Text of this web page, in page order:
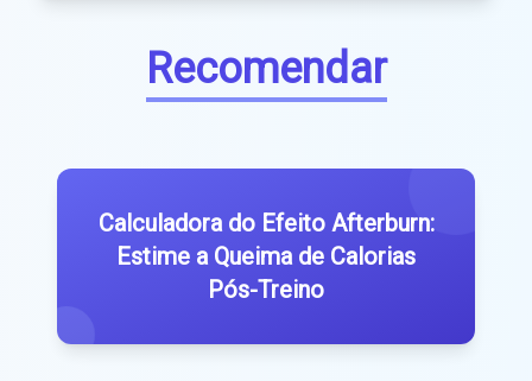
Recomendar
Calculadora do Efeito Afterburn:
Estime a Queima de Calorias
Pós-Treino